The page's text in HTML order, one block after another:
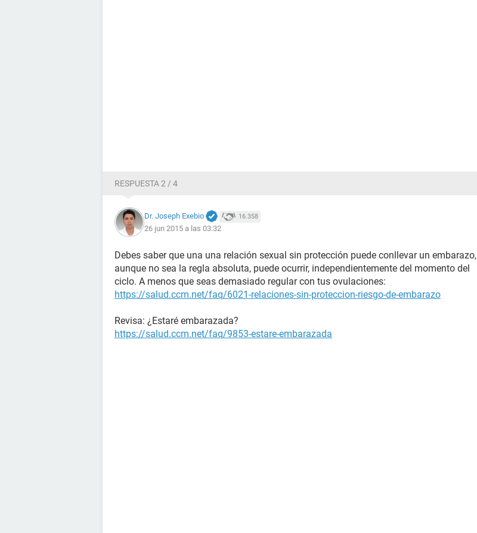
RESPUESTA 2 / 4
Dr. Joseph Exebio 16.358
26 jun 2015 a las 03:32
Debes saber que una una relación sexual sin protección puede conllevar un embarazo,
aunque no sea la regla absoluta, puede ocurrir, independientemente del momento del
ciclo. A menos que seas demasiado regular con tus ovulaciones:
https://salud.ccm.net/faq/6021-relaciones-sin-proteccion-riesgo-de-embarazo
Revisa: ¿Estaré embarazada?
https://salud.ccm.net/faq/9853-estare-embarazada